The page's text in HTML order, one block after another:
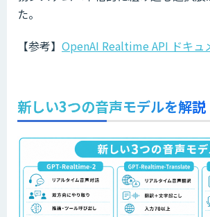
た。
【参考】 OpenAI Realtime API ドキュ
新しい3つの音声モデルを解説